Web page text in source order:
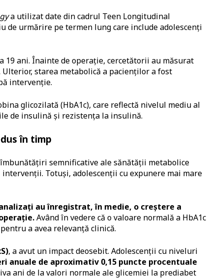
a utilizat date din cadrul Teen Longitudinal
de urmărire pe termen lung care include adolescenți
19 ani. Înainte de operație, cercetătorii au măsurat
starea metabolică a pacienților a fost
intervenție.
glicozilată (HbA1c), care reflectă nivelul mediu al
de insulină și rezistența la insulină.
în timp
semnificative ale sănătății metabolice
Totuși, adolescenții cu expunere mai mare
au înregistrat, în medie, o creștere a
Având în vedere că o valoare normală a HbA1c
a avea relevanță clinică.
, a avut un impact deosebit. Adolescenții cu niveluri
anuale de aproximativ 0,15 puncte procentuale
ani de la valori normale ale glicemiei la prediabet